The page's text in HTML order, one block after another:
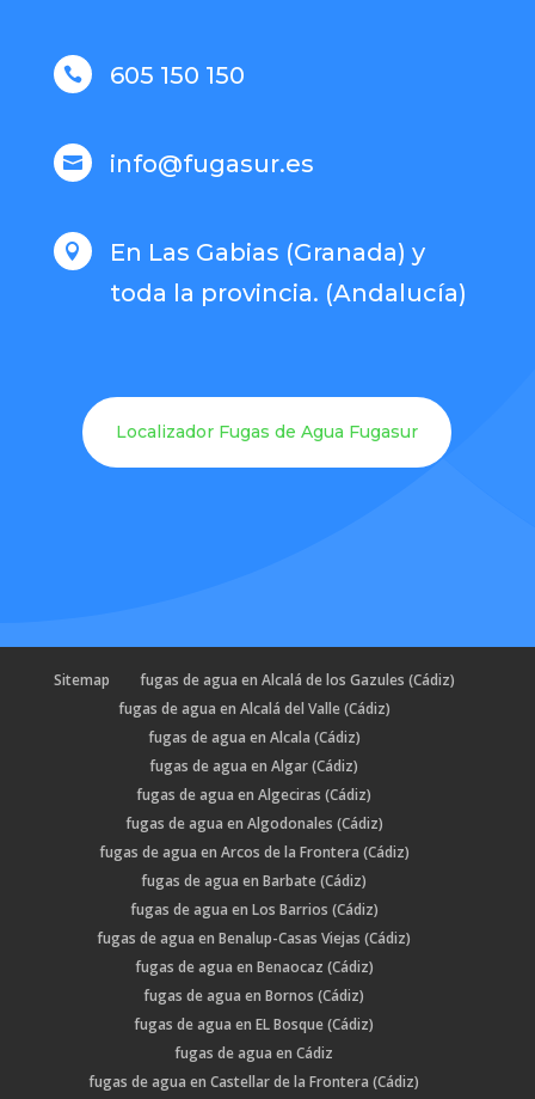
 605 150 150
 info@fugasur.es

En Las Gabias (Granada) y
toda la provincia. (Andalucía)
Localizador Fugas de Agua Fugasur
Sitemap
fugas de agua en Alcalá de los Gazules (Cádiz)
fugas de agua en Alcalá del Valle (Cádiz)
fugas de agua en Alcala (Cádiz)
fugas de agua en Algar (Cádiz)
fugas de agua en Algeciras (Cádiz)
fugas de agua en Algodonales (Cádiz)
fugas de agua en Arcos de la Frontera (Cádiz)
fugas de agua en Barbate (Cádiz)
fugas de agua en Los Barrios (Cádiz)
fugas de agua en Benalup-Casas Viejas (Cádiz)
fugas de agua en Benaocaz (Cádiz)
fugas de agua en Bornos (Cádiz)
fugas de agua en EL Bosque (Cádiz)
fugas de agua en Cádiz
fugas de agua en Castellar de la Frontera (Cádiz)